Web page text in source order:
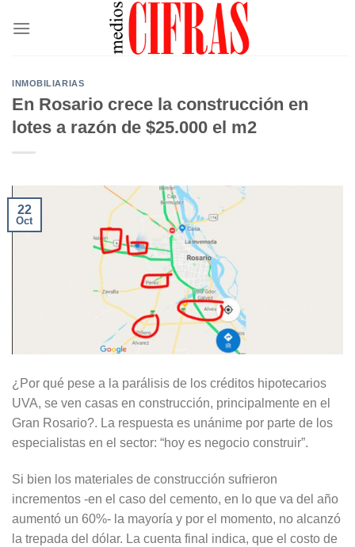
INMOBILIARIAS
En Rosario crece la construcción en
lotes a razón de $25.000 el m2
22
Oct
¿Por qué pese a la parálisis de los créditos hipotecarios
UVA, se ven casas en construcción, principalmente en el
Gran Rosario?. La respuesta es unánime por parte de los
especialistas en el sector: “hoy es negocio construir”.
Si bien los materiales de construcción sufrieron
incrementos -en el caso del cemento, en lo que va del año
aumentó un 60%- la mayoría y por el momento, no alcanzó
la trepada del dólar. La cuenta final indica, que el costo de